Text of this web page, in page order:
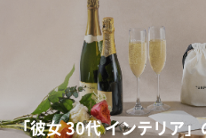
「彼女 30代 インテリア